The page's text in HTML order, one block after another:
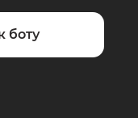
боту